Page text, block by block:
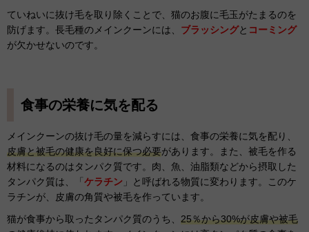
ていねいに抜け毛を取り除くことで、猫のお腹に毛玉がたまるのを
防げます。長毛種のメインクーンには、 ブラッシングと コーミング
が欠かせないのです。
食事の栄養に気を配る
メインクーンの抜け毛の量を減らすには、食事の栄養に気を配り、
皮膚と被毛の健康を良好に保つ必要があります。また、被毛を作る
材料になるのはタンパク質です。肉、魚、油脂類などから摂取した
タンパク質は、「 ケラチン 」と呼ばれる物質に変わります。このケ
ラチンが、皮膚の角質や被毛を作っています。
猫が食事から取ったタンパク質のうち、 25％から30%が皮膚や被毛